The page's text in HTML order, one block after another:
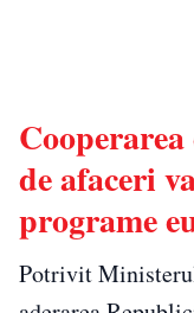
de afaceri
programe
Potrivit